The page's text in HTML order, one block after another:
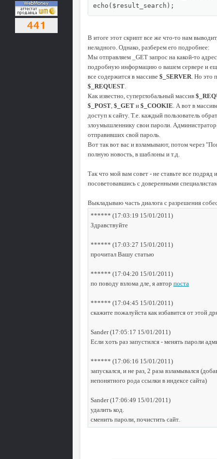
echo($result_search);
В итоге этот скрипт все же что-то нам
неладного. Однако, разберем его подробнее:
Мы отправляем _GET запрос на какой-то
подробную информацию о вашем сервере и
все содержится в массиве $_SERVER. Но это
$_REQUEST.
Как известно, суперглобальный массив
$_POST, $_GET и $_COOKIE. А вот в
доступ к сайту. Т.е. каждый пользователь
злоумышленнику свои пароли.
отправивших свой пароль.
Вот так вот вас и взламывают, потом через
полную новость, в шаблоны и т.д.
Так что мой вам совет - не ставьте все подряд
посоветовавшись с доверенными
Выкладываю часть диалога с разрешения
****** (17:03:19 15/01/2011)
Здравствуйте
****** (17:03:27 15/01/2011)
прочитал Вашу статью
****** (17:04:20 15/01/2011)
по поводу взлома дле, я автор поста
****** (17:04:45 15/01/2011)
скажите пожалуйста как избавится от этой
Sander (17:05:17 15/01/2011)
Если хоть раз запустился - менять пароли
****** (17:06:16 15/01/2011)
запускался, и не раз, 2 раза взламывался
непонятного рода ссылки в индексе сайта)
Sander (17:06:49 15/01/2011)
удалить код.
сменить пароли, почистить сайт.